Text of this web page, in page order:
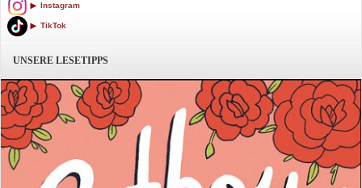
Instagram
TikTok
UNSERE LESETIPPS